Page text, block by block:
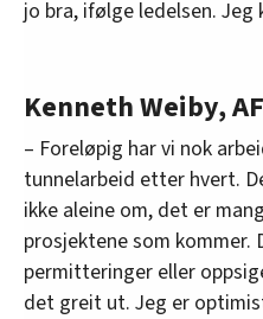
jo bra, ifølge ledelsen.
Kenneth Weiby,
– Foreløpig har vi nok
tunnelarbeid etter hvert.
ikke aleine om, det er
prosjektene som
permitteringer eller
det greit ut. Jeg er